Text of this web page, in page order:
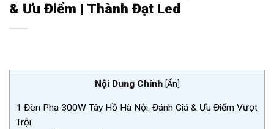
& Ưu Điểm | Thành Đạt Led
Nội Dung Chính [Ẩn]
1 Đèn Pha 300W Tây Hồ Hà Nội: Đánh Giá & Ưu Điểm Vượt
Trội